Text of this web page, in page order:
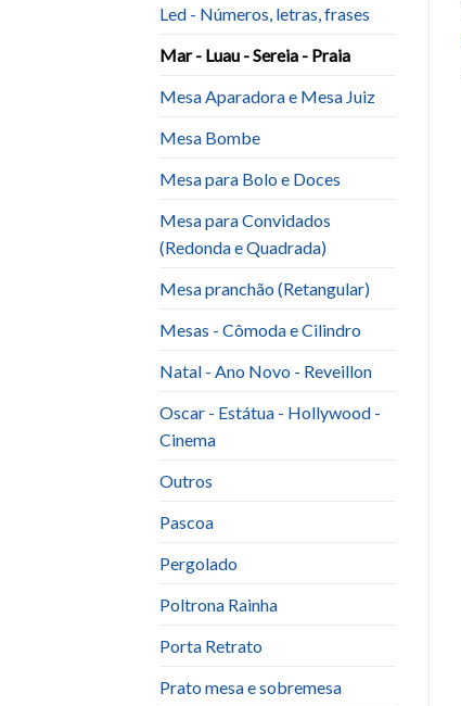
Led - Números, letras, frases
Mar - Luau - Sereia - Praia
Mesa Aparadora e Mesa Juiz
Mesa Bombe
Mesa para Bolo e Doces
Mesa para Convidados
(Redonda e Quadrada)
Mesa pranchão (Retangular)
Mesas - Cômoda e Cilindro
Natal - Ano Novo - Reveillon
Oscar - Estátua - Hollywood -
Cinema
Outros
Pascoa
Pergolado
Poltrona Rainha
Porta Retrato
Prato mesa e sobremesa
MAR - LUAU - SEREIA - PRAIA MAR - LUAU - SEREIA - PRAIA